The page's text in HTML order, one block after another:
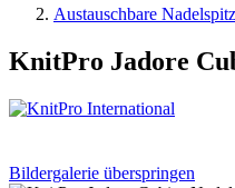
Austauschbare
KnitPro Jadore
Bildergalerie überspringen